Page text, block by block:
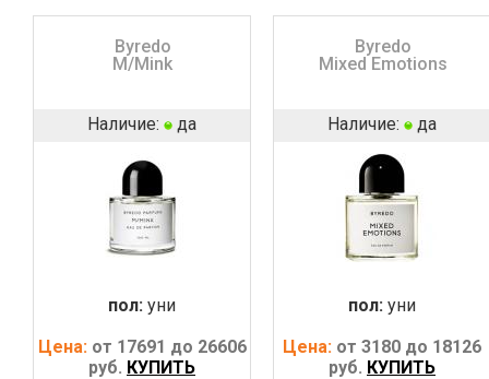
Byredo
M/Mink
Наличие: да
пол: уни
Цена: от 17691 до 26606
руб. КУПИТЬ
Byredo
Mixed Emotions
Наличие: да
пол: уни
Цена: от 3180 до 18126
руб. КУПИТЬ